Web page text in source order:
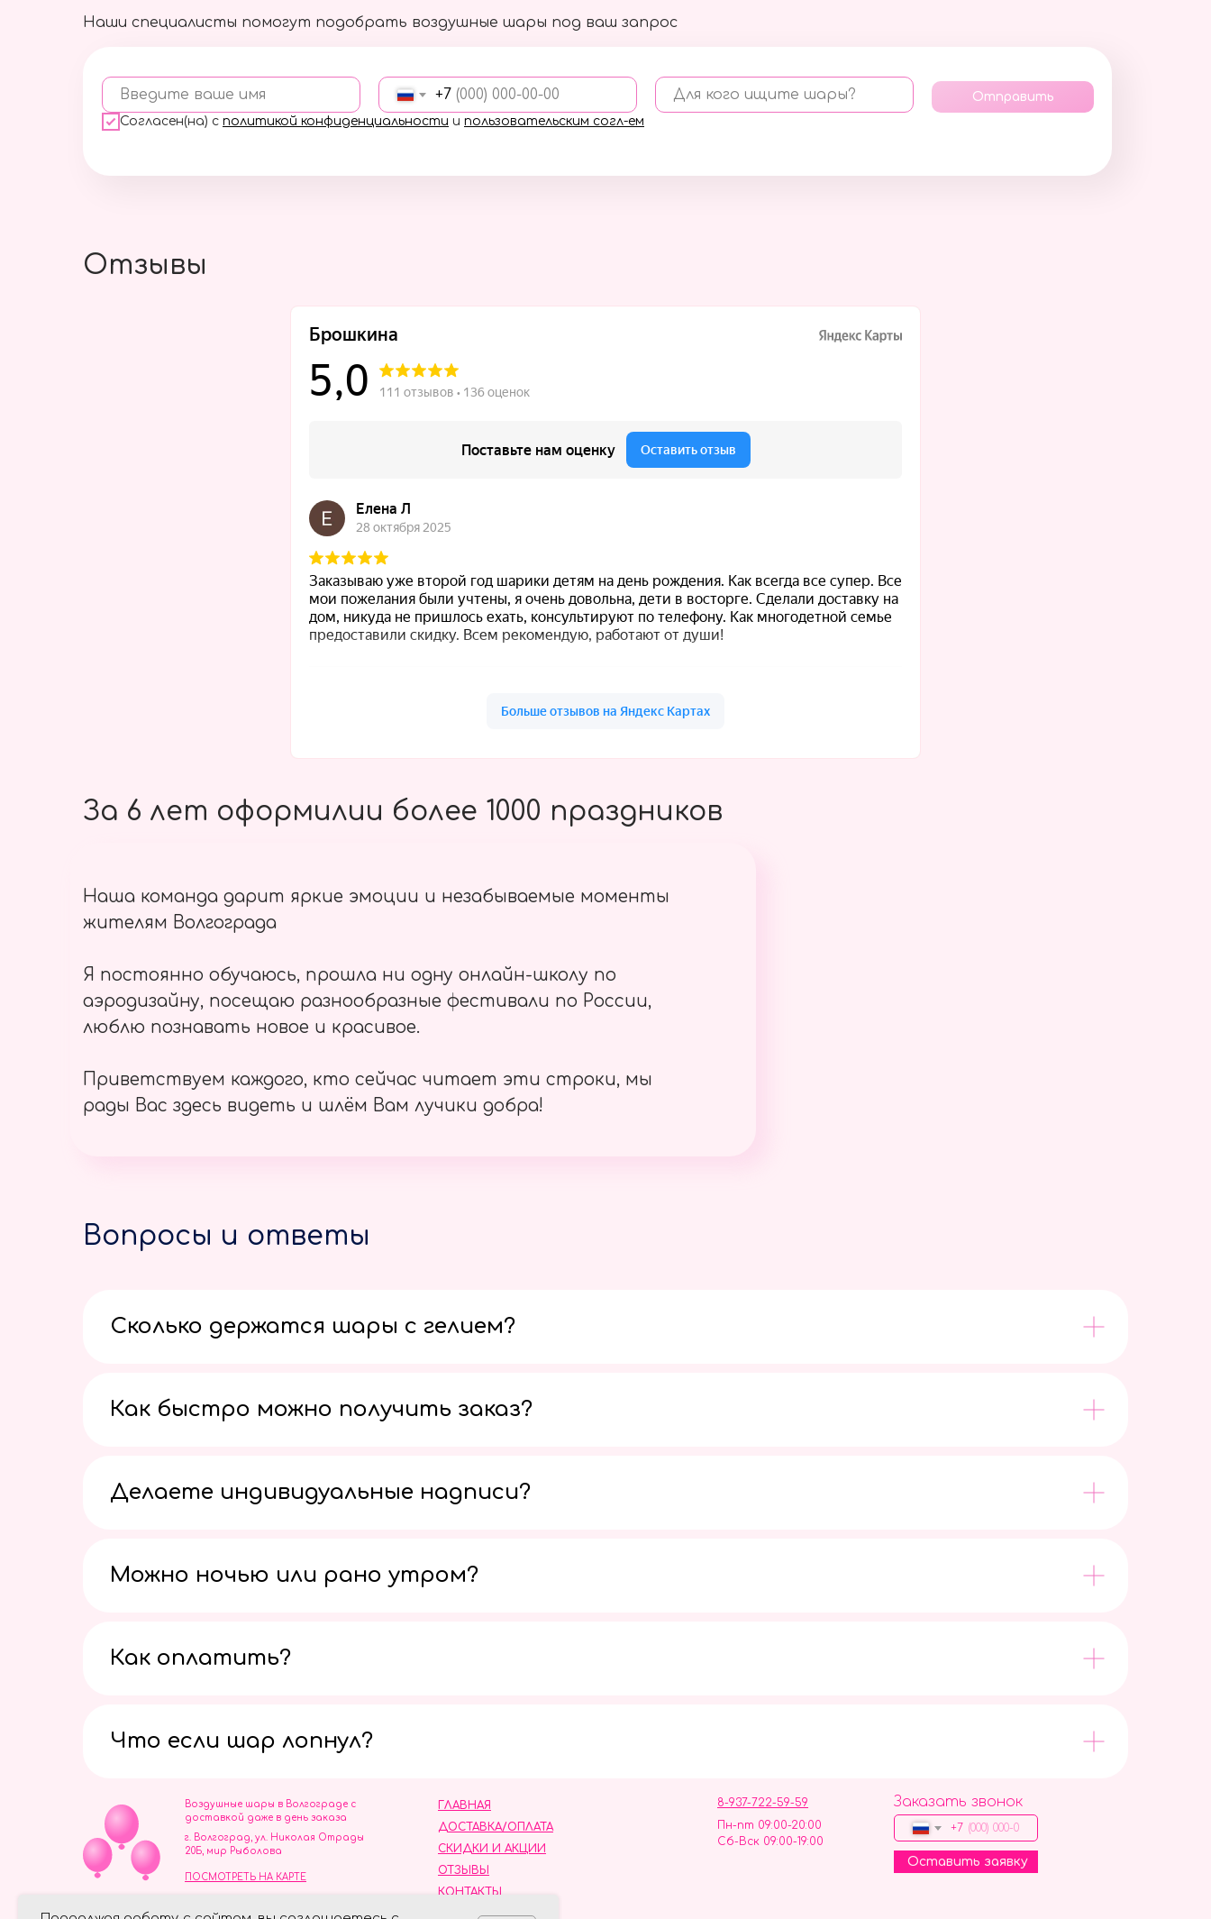
Наши специалисты помогут подобрать воздушные шары под ваш запрос
Введите ваше имя +7 Для кого ищите шары?
Согласен(на) с политикой конфиденциальности и пользовательским согл-ем
Отправить
Отзывы
За 6 лет оформилии более 1000 праздников
Наша команда дарит яркие эмоции и незабываемые моменты
жителям Волгограда
Я постоянно обучаюсь, прошла ни одну онлайн-школу по
аэродизайну, посещаю разнообразные фестивали по России,
люблю познавать новое и красивое.
Приветствуем каждого, кто сейчас читает эти строки, мы
рады Вас здесь видеть и шлём Вам лучики добра!
Вопросы и ответы
Сколько держатся шары с гелием?
Как быстро можно получить заказ?
Делаете индивидуальные надписи?
Можно ночью или рано утром?
Как оплатить?
Что если шар лопнул?
ОТЗЫВЫ
ГЛАВНАЯ
ДОСТАВКА/ОПЛАТА
СКИДКИ И АКЦИИ
КОНТАКТЫ
8-937-722-59-59
Пн-пт 09:00-20:00
Сб-Вск 09:00-19:00
Воздушные шары в Волгограде с
доставкой даже в день заказа
Заказать звонок
+7
Оставить заявку
г. Волгоград, ул. Николая Отрады
20Б, мир Рыболова
ПОСМОТРЕТЬ НА КАРТЕ